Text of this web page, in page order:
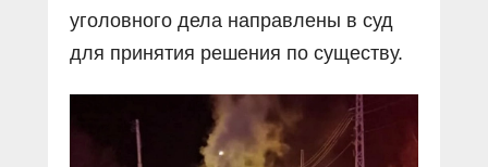
уголовного дела направлены в суд
для принятия решения по существу.